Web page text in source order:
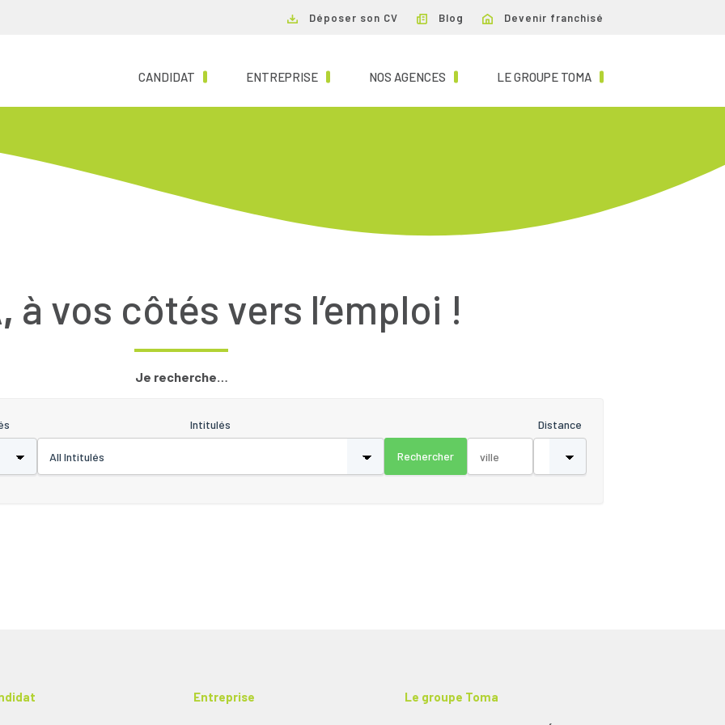
Déposer son CV Blog Devenir franchisé
CANDIDAT (CURRENT)ENTREPRISE(CURRENT)NOS AGENCES (CURRENT)LE GROUPE TOMA (CURRENT)
à vos côtés vers l’emploi !
Je recherche…
Distance
Intitulés
Entreprise Le groupe Toma